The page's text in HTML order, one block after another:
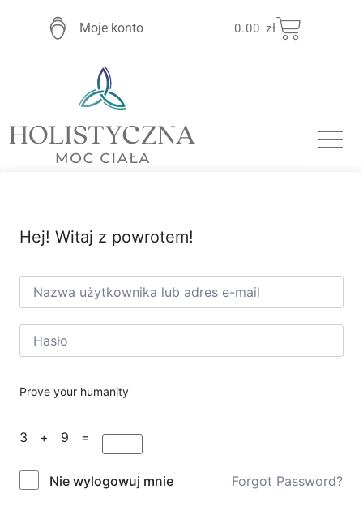
Moje konto 0.00zł
Hej! Witaj z powrotem!
Prove your humanity
3 + 9 =
Nie wylogowuj mnie Forgot Password?